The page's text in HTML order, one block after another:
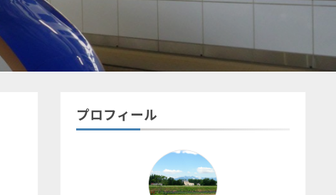
プロフィール